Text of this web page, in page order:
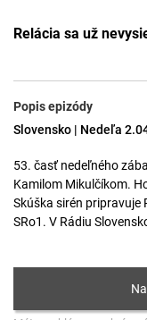
Relácia sa už
Popis epizódy
Slovensko | Nedeľa
53. časť nedeľného
Kamilom Mikulčíkom.
Skúška sirén pripravuje
SRo1. V Rádiu